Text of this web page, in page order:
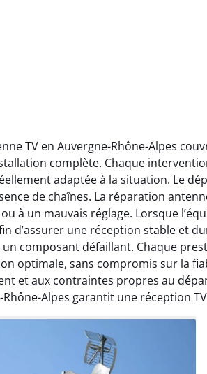
TV en Auvergne-Rhône-Alpes
complète. Chaque
adaptée à la situation. Le
de chaînes. La réparation
à un mauvais réglage. Lorsque
d’assurer une réception stable et
composant défaillant. Chaque
optimale, sans compromis sur la
et aux contraintes propres au
Alpes garantit une réception